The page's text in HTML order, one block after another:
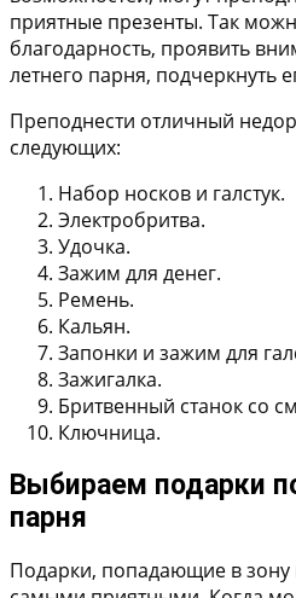
приятные презенты. Так
благодарность, проявить
летнего парня, подчеркнуть
Преподнести отличный
следующих:
Набор носков и галстук.
Электробритва.
Удочка.
Зажим для денег.
Ремень.
Кальян.
Запонки и зажим для
Зажигалка.
Бритвенный станок со
Ключница.
Выбираем подарки
парня
Подарки, попадающие в зону